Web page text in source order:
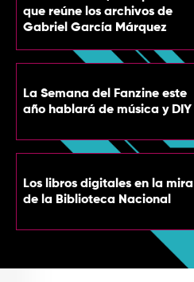
que reúne los archivos de
Gabriel García Márquez
La Semana del Fanzine este
año hablará de música y DIY
Los libros digitales en la mira
de la Biblioteca Nacional